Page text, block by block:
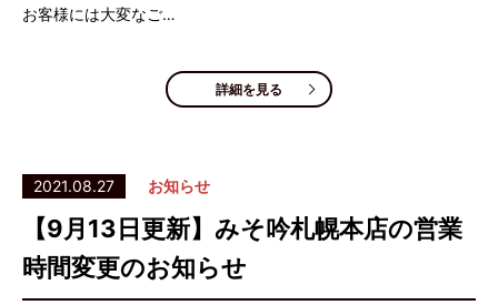
お客様には大変なご…
詳細を見る
2021.08.27 お知らせ
【9月13日更新】みそ吟札幌本店の営業
時間変更のお知らせ